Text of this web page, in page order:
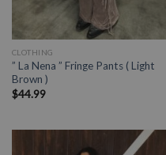
CLOTHING
” La Nena ” Fringe Pants ( Light
Brown )
$44.99